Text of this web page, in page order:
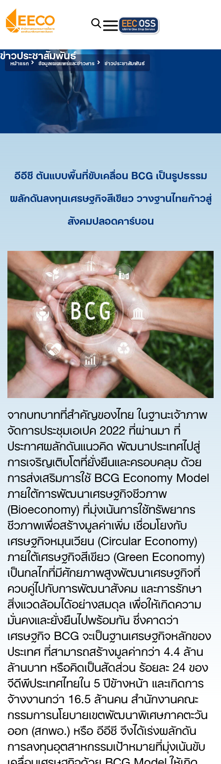
หน้าแรก ข้อมูลเผยแพร่และข่าวสาร ข่าวประชาสัมพันธ์
ข่าวประชาสัมพันธ์
อีอีซี ต้นแบบพื้นที่ขับเคลื่อน BCG เป็นรูปธรรม
ผลักดันลงทุนเศรษฐกิจสีเขียว วางฐานไทยก้าวสู่
สังคมปลอดคาร์บอน
จากบทบาทที่สำคัญของไทย ในฐานะเจ้าภาพ
จัดการประชุมเอเปค 2022 ที่ผ่านมา ที่
ประกาศผลักดันแนวคิด พัฒนาประเทศไปสู่
การเจริญเติบโตที่ยั่งยืนและครอบคลุม ด้วย
การส่งเสริมการใช้ BCG Economy Model
ภายใต้การพัฒนาเศรษฐกิจชีวภาพ
(Bioeconomy) ที่มุ่งเน้นการใช้ทรัพยากร
ชีวภาพเพื่อสร้างมูลค่าเพิ่ม เชื่อมโยงกับ
เศรษฐกิจหมุนเวียน (Circular Economy)
ภายใต้เศรษฐกิจสีเขียว (Green Economy)
เป็นกลไกที่มีศักยภาพสูงพัฒนาเศรษฐกิจที่
ควบคู่ไปกับการพัฒนาสังคม และการรักษา
สิ่งแวดล้อมได้อย่างสมดุล เพื่อให้เกิดความ
มั่นคงและยั่งยืนไปพร้อมกัน ซึ่งคาดว่า
เศรษฐกิจ BCG จะเป็นฐานเศรษฐกิจหลักของ
ประเทศ ที่สามารถสร้างมูลค่ากว่า 4.4 ล้าน
ล้านบาท หรือคิดเป็นสัดส่วน ร้อยละ 24 ของ
จีดีพีประเทศไทยใน 5 ปีข้างหน้า และเกิดการ
จ้างงานกว่า 16.5 ล้านคน สำนักงานคณะ
กรรมการนโยบายเขตพัฒนาพิเศษภาคตะวัน
ออก (สกพอ.) หรือ อีอีซี จึงได้เร่งผลักดัน
การลงทุนอุตสาหกรรมเป้าหมายที่มุ่งเน้นขับ